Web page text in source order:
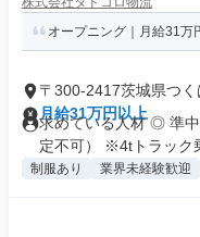
オープニング｜月給31
〒300-2417茨城県つく
丘
月給31万円以上
求めている人材 ◎ 準
定不可） ※4tトラック
制服あり 業界未経験歓迎